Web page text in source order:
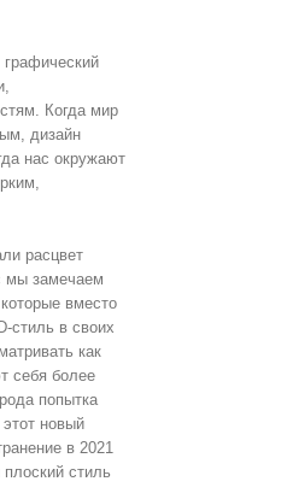
Когда мир
дизайн
нас окружают
расцвет
мы замечаем
вместо
стиль в своих
как
себя более
попытка
новый
в 2021
стиль